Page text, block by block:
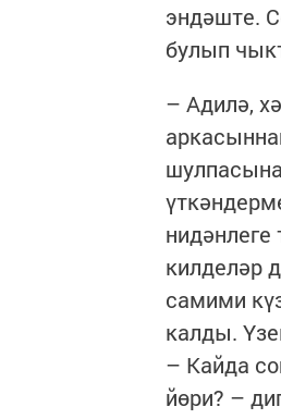
эндәште.
булып
– Адилә,
килделәр
самими
калды.
– Кайда
йөри? –